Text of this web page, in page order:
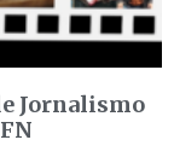
Jornalismo